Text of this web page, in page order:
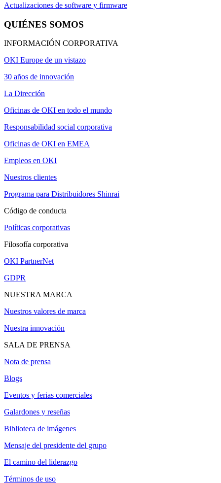
Actualizaciones de software y firmware
QUIÉNES SOMOS
INFORMACIÓN CORPORATIVA
OKI Europe de un vistazo
30 años de innovación
La Dirección
Oficinas de OKI en todo el mundo
Responsabilidad social corporativa
Oficinas de OKI en EMEA
Empleos en OKI
Nuestros clientes
Programa para Distribuidores Shinrai
Código de conducta
Políticas corporativas
Filosofía corporativa
OKI PartnerNet
GDPR
NUESTRA MARCA
Nuestros valores de marca
Nuestra innovación
SALA DE PRENSA
Nota de prensa
Blogs
Eventos y ferias comerciales
Galardones y reseñas
Biblioteca de imágenes
Mensaje del presidente del grupo
El camino del liderazgo
Términos de uso